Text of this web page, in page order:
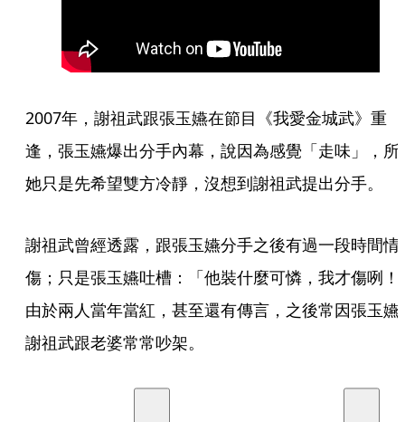
2007年，謝祖武跟張玉嬿在節目《我愛金城武》重
逢，張玉嬿爆出分手內幕，說因為感覺「走味」，所
她只是先希望雙方冷靜，沒想到謝祖武提出分手。
謝祖武曾經透露，跟張玉嬿分手之後有過一段時間情
傷；只是張玉嬿吐槽：「他裝什麼可憐，我才傷咧！
由於兩人當年當紅，甚至還有傳言，之後常因張玉嬿
謝祖武跟老婆常常吵架。